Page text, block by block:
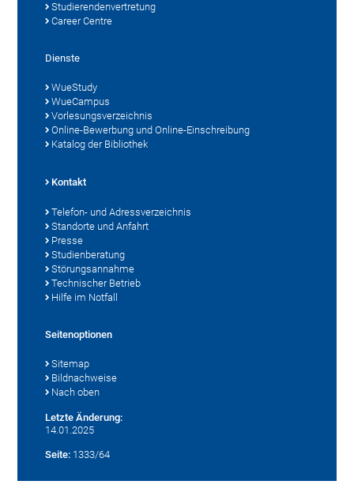
Studierendenvertretung
Career Centre
Dienste
WueStudy
WueCampus
Vorlesungsverzeichnis
Online-Bewerbung und Online-Einschreibung
Katalog der Bibliothek
Kontakt
Telefon- und Adressverzeichnis
Standorte und Anfahrt
Presse
Studienberatung
Störungsannahme
Technischer Betrieb
Hilfe im Notfall
Seitenoptionen
Sitemap
Bildnachweise
Nach oben
Letzte Änderung:
14.01.2025
Seite: 1333/64